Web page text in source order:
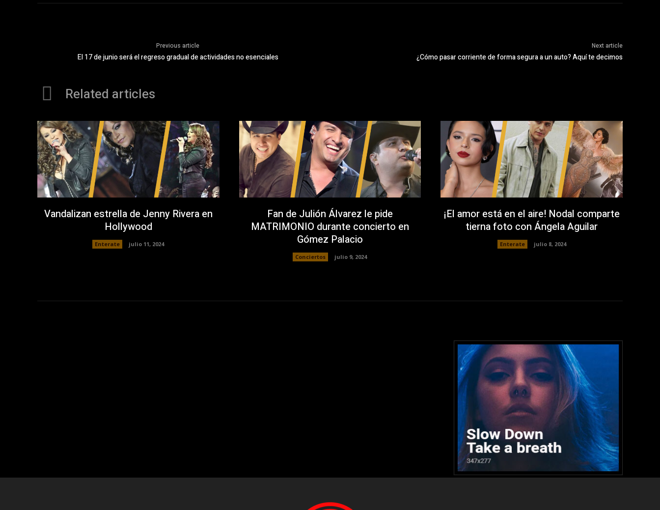
Previous article
El 17 de junio será el regreso gradual de actividades no esenciales
Next article
¿Cómo pasar corriente de forma segura a un auto? Aquí te decimos
Related articles
Vandalizan estrella de Jenny Rivera en
Hollywood
Enterate julio 11, 2024
Fan de Julión Álvarez le pide
MATRIMONIO durante concierto en
Gómez Palacio
Conciertos julio 9, 2024
¡El amor está en el aire! Nodal comparte
tierna foto con Ángela Aguilar
Enterate julio 8, 2024